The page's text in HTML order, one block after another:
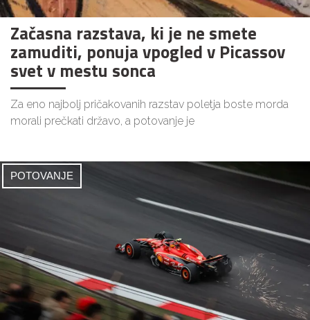
Začasna razstava, ki je ne smete
zamuditi, ponuja vpogled v Picassov
svet v mestu sonca
Za eno najbolj pričakovanih razstav poletja boste morda
morali prečkati državo, a potovanje je
POTOVANJE